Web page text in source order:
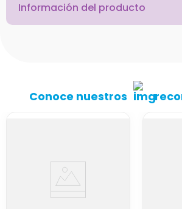
Información del producto
Conoce nuestros